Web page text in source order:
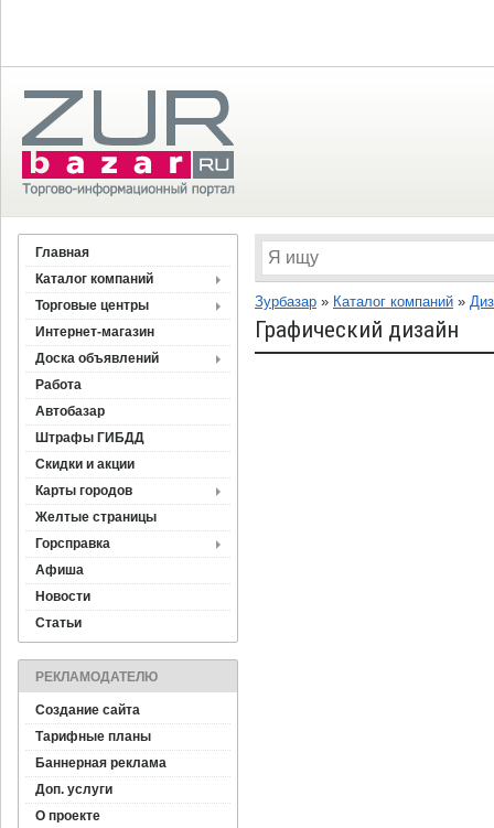
Главная
Каталог компаний
Торговые центры
Интернет-магазин
Доска объявлений
Работа
Автобазар
Штрафы ГИБДД
Скидки и акции
Карты городов
Желтые страницы
Горсправка
Афиша
Новости
Статьи
РЕКЛАМОДАТЕЛЮ
Создание сайта
Тарифные планы
Баннерная реклама
Доп. услуги
О проекте
Зурбазар » Каталог компаний »
Графический дизайн